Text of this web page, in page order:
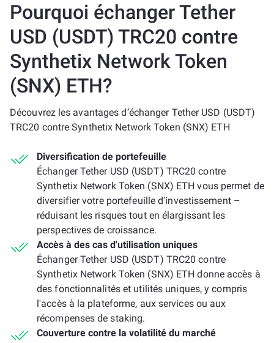
Pourquoi échanger Tether
USD (USDT) TRC20 contre
Synthetix Network Token
(SNX) ETH?
Découvrez les avantages d’échanger Tether USD (USDT)
TRC20 contre Synthetix Network Token (SNX) ETH
Diversification de portefeuille
Échanger Tether USD (USDT) TRC20 contre
Synthetix Network Token (SNX) ETH vous permet de
diversifier votre portefeuille d'investissement –
réduisant les risques tout en élargissant les
perspectives de croissance.
Accès à des cas d'utilisation uniques
Échanger Tether USD (USDT) TRC20 contre
Synthetix Network Token (SNX) ETH donne accès à
des fonctionnalités et utilités uniques, y compris
l'accès à la plateforme, aux services ou aux
récompenses de staking.
Couverture contre la volatilité du marché